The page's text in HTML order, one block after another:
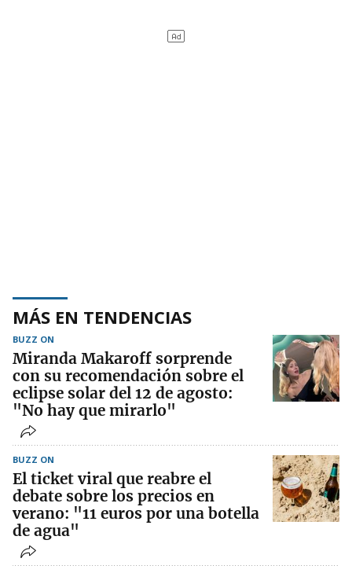
MÁS EN TENDENCIAS
BUZZ ON
Miranda Makaroff sorprende
con su recomendación sobre el
eclipse solar del 12 de agosto:
"No hay que mirarlo"
BUZZ ON
El ticket viral que reabre el
debate sobre los precios en
verano: "11 euros por una botella
de agua"